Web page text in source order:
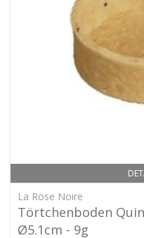
La Rose Noire
Törtchenboden
Ø5.1cm - 9g